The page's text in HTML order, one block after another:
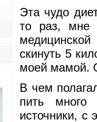
Эта чудо
то раз, мне
скинуть 5
моей мамой.
В чем
пить много
источники, с